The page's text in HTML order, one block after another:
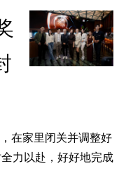
在家里闭关并调整好
力以赴，好好地完成